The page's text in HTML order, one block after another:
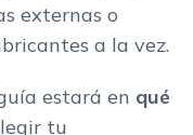
externas o
a la vez.
estará en qué
tu